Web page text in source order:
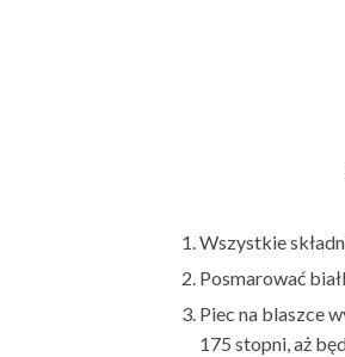
Wszystkie
Posmarować
Piec na blaszce
175 stopni, aż